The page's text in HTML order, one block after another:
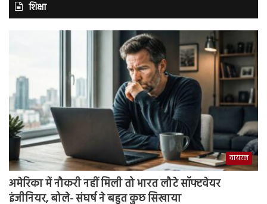
शिक्षा
वायरल
अमेरिका में नौकरी नहीं मिली तो भारत लौटे सॉफ्टवेयर
इंजीनियर, बोले- संघर्ष ने बहुत कुछ सिखाया